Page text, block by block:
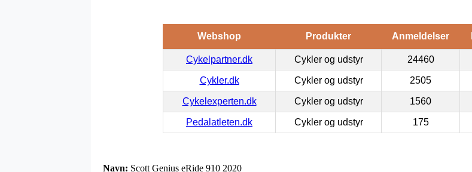
Webshop Produkter Anmeldelser
Cykelpartner.dk Cykler og udstyr 24460
Cykler.dk Cykler og udstyr 2505
Cykelexperten.dk Cykler og udstyr 1560
Pedalatleten.dk Cykler og udstyr 175
Navn: Scott Genius eRide 910 2020